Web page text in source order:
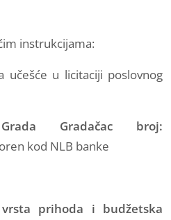
instrukcijama:
učešće u licitaciji poslovnog
Gradačac broj:
kod NLB banke
prihoda i budžetska